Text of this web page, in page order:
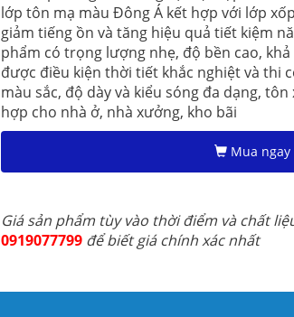
lớp tôn mạ màu Đông Á kết hợp với lớp
giảm tiếng ồn và tăng hiệu quả tiết kiệm
phẩm có trọng lượng nhẹ, độ bền cao,
được điều kiện thời tiết khắc nghiệt và thi
màu sắc, độ dày và kiểu sóng đa dạng,
hợp cho nhà ở, nhà xưởng, kho bãi
Mua ngay
Giá sản phẩm tùy vào thời điểm và chất
0919077799 để biết giá chính xác nhất